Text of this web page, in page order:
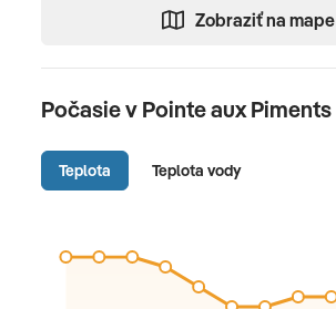
Zobraziť na mape
Počasie v Pointe aux Piments
Teplota Teplota vody